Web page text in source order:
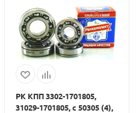
РК КПП 3302-1701805,
31029-1701805, с 50305 (4),